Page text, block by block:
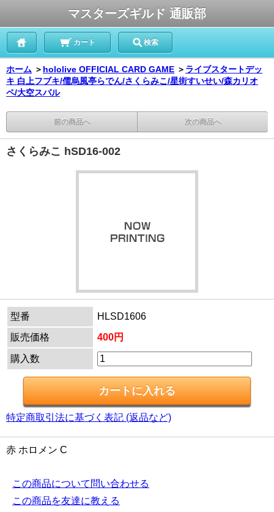
マスターズギルド 通販部
カート 検索
ホーム ＞ hololive OFFICIAL CARD GAME ＞ ライブスタートデッ
キ 白上フブキ/儒烏風亭らでん/さくらみこ/星街すいせい/森カリオ
ペ/大空スバル
前の商品へ 次の商品へ
さくらみこ hSD16-002
型番
HLSD1606
販売価格
400円
購入数
特定商取引法に基づく表記 (返品など)
赤 ホロメン C
この商品について問い合わせる
この商品を友達に教える